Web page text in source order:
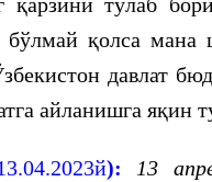
қолса мана
давлат
айланишга яқин
):
13